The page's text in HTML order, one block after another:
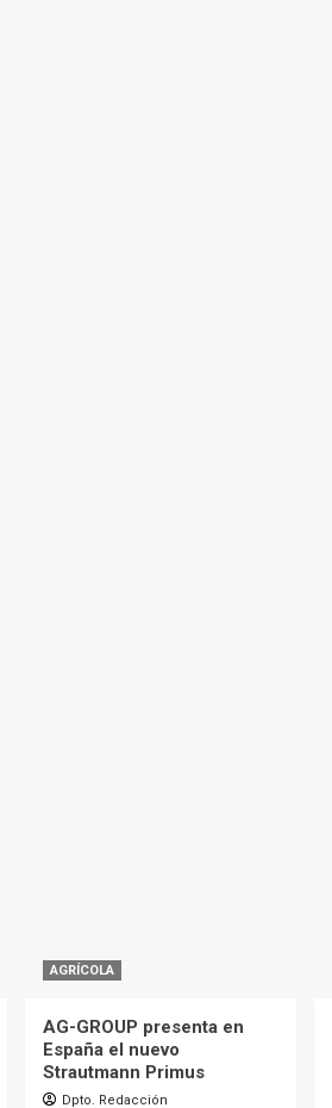
AGRÍCOLA
AG-GROUP presenta en
España el nuevo
Strautmann Primus
Dpto. Redacción